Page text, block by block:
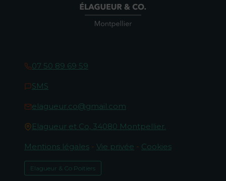
07 50 89 69 59
SMS
elagueur.co@gmail.com
Elagueur et Co, 34080 Montpellier.
Mentions légales - Vie privée - Cookies
Elagueur & Co Poitiers